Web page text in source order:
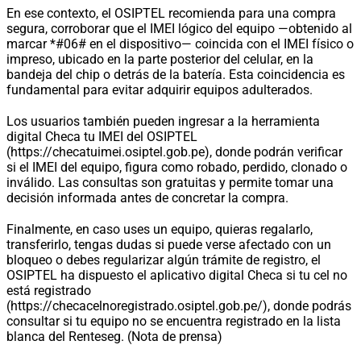
En ese contexto, el OSIPTEL recomienda para una compra
segura, corroborar que el IMEI lógico del equipo —obtenido al
marcar *#06# en el dispositivo— coincida con el IMEI físico o
impreso, ubicado en la parte posterior del celular, en la
bandeja del chip o detrás de la batería. Esta coincidencia es
fundamental para evitar adquirir equipos adulterados.
Los usuarios también pueden ingresar a la herramienta
digital Checa tu IMEI del OSIPTEL
(https://checatuimei.osiptel.gob.pe), donde podrán verificar
si el IMEI del equipo, figura como robado, perdido, clonado o
inválido. Las consultas son gratuitas y permite tomar una
decisión informada antes de concretar la compra.
Finalmente, en caso uses un equipo, quieras regalarlo,
transferirlo, tengas dudas si puede verse afectado con un
bloqueo o debes regularizar algún trámite de registro, el
OSIPTEL ha dispuesto el aplicativo digital Checa si tu cel no
está registrado
(https://checacelnoregistrado.osiptel.gob.pe/), donde podrás
consultar si tu equipo no se encuentra registrado en la lista
blanca del Renteseg. (Nota de prensa)